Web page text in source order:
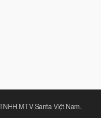
MTV Santa Việt Nam.